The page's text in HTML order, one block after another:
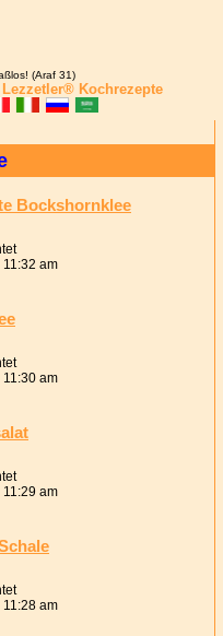
(Araf 31)
Lezzetler® Kochrezepte
Bockshornklee
11:32 am
11:30 am
11:29 am
11:28 am